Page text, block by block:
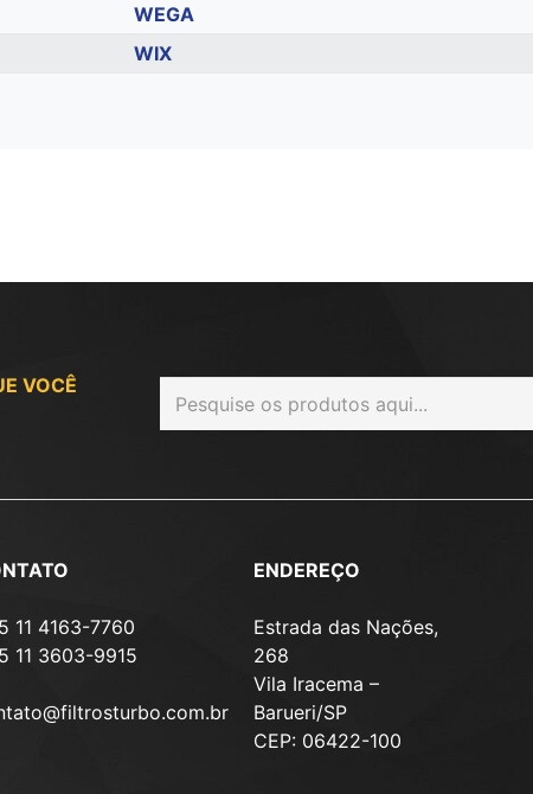
WEGA
WIX
VOCÊ
11 4163-7760
11 3603-9915
ENDEREÇO
Estrada das Nações,
268
Vila Iracema –
Barueri/SP
CEP: 06422-100